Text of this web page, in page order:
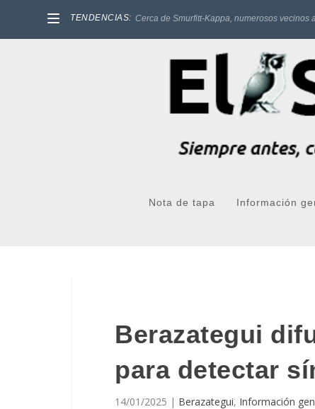
TENDENCIAS: Cerca de Smurfitt-Kappa, numerosos vecinos
Nota de tapa Información
Berazategui
para detectar
14/01/2025 | Berazategui, Información